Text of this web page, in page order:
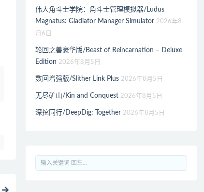
伟大角斗士学院：角斗士管理模拟器/Ludus
Magnatus: Gladiator Manager Simulator 2026年8
月6日
轮回之兽豪华版/Beast of Reincarnation – Deluxe
Edition 2026年8月5日
数回增强版/Slither Link Plus 2026年8月5日
无尽矿山/Kin and Conquest 2026年8月5日
深挖同行/DeepDig: Together 2026年8月5日